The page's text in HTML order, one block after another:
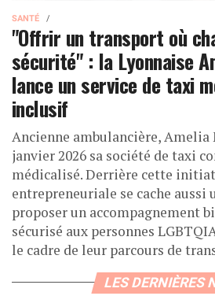
SANTÉ
"Offrir un transport où
sécurité" : la Lyonnaise
lance un service de taxi
inclusif
Ancienne ambulancière, Amelia
janvier 2026 sa société de taxi
médicalisé. Derrière cette
entrepreneuriale se cache aussi
proposer un accompagnement
sécurisé aux personnes
le cadre de leur parcours de
LES DERNIÈRES